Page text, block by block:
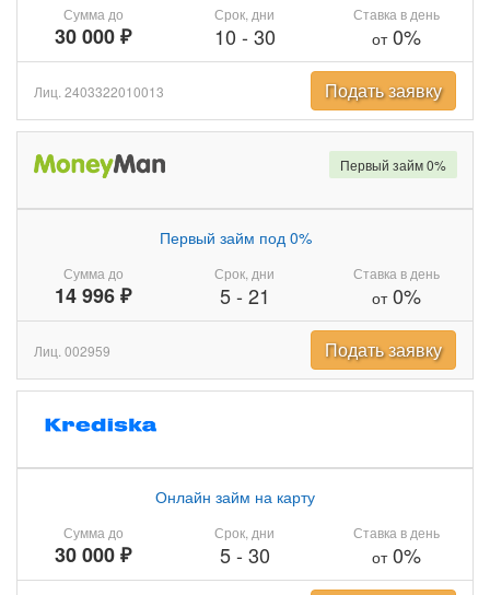
Сумма до
30 000 ₽
Срок, дни
10 - 30
Ставка в день
от0%
Лиц. 2403322010013 Подать заявку
Сумма до
14 996 ₽
Первый займ под 0%
Срок, дни
5- 21
Ставка в день
от0%
Первый займ 0%
Лиц. 002959 Подать заявку
Сумма до
30 000 ₽
Онлайн займ на карту
Срок, дни
5- 30
Ставка в день
от0%